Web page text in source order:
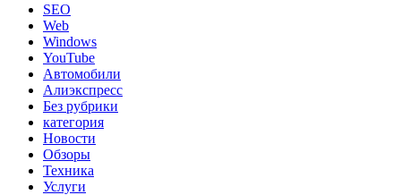
SEO
Web
Windows
YouTube
Автомобили
Алиэкспресс
Без рубрики
категория
Новости
Обзоры
Техника
Услуги